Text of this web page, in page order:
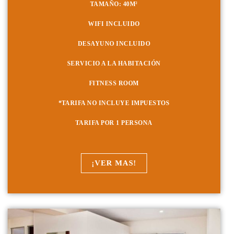
TAMAÑO: 40M²
WIFI INCLUIDO
DESAYUNO INCLUIDO
SERVICIO A LA HABITACIÓN
FITNESS ROOM
*TARIFA NO INCLUYE IMPUESTOS
TARIFA POR 1 PERSONA
¡VER MAS!